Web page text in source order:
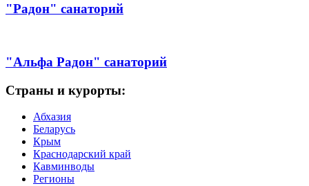
"Радон" санаторий
"Альфа Радон" санаторий
Страны и курорты:
Абхазия
Беларусь
Крым
Краснодарский край
Кавминводы
Регионы